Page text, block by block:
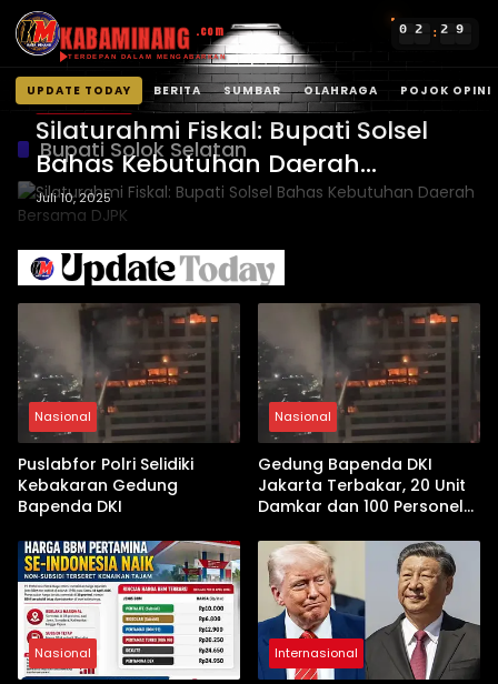
KABAMINANG .com
TERDEPAN DALAM MENGABARKAN
0 2 : 2 9
UPDATE TODAY BERITA SUMBAR OLAHRAGA POJOK OPINI
Langsung
konten
Bupati Solok Selatan
Solok Selatan
Silaturahmi Fiskal: Bupati Solsel
Bahas Kebutuhan Daerah
Bersama DJPK
Juli 10, 2025
Nasional
Puslabfor Polri Selidiki
Kebakaran Gedung
Bapenda DKI
Nasional
Gedung Bapenda DKI
Jakarta Terbakar, 20 Unit
Damkar dan 100 Personel
Nasional Internasional